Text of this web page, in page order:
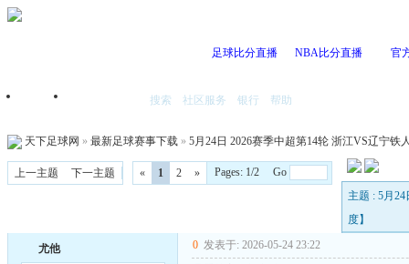
足球比分直播 NBA比分直播 官
首页 搜索 社区服务 银行 帮助
天下足球网 » 最新足球赛事下载 » 5月24日 2026赛季中超第14轮 浙江VS辽宁铁
上一主题 下一主题 « 1 2 »
Pages: 1/2 Go
主题 : 5月
度】
尤他 0 发表于: 2026-05-24 23:22